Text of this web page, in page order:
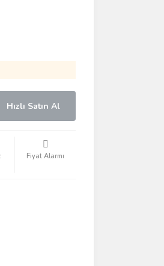
Hızlı Satın Al
Fiyat Alarmı